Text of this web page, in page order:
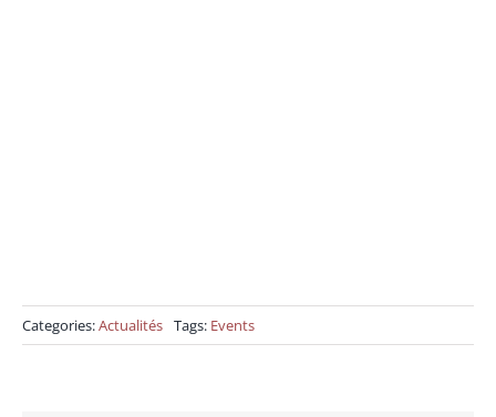
Categories:Actualités Tags: Events